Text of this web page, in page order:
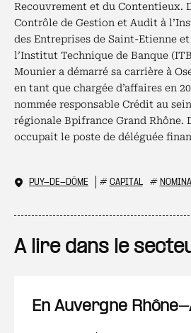
Recouvrement et du Contentieux.
Contrôle de Gestion et Audit à
des Entreprises de Saint-Etienne
l’Institut Technique de Banque
Mounier a démarré sa carrière à
en tant que chargée d’affaires en
nommée responsable Crédit au
régionale Bpifrance Grand Rhône.
occupait le poste de déléguée
PUY-DE-DÔME # CAPITAL #
A lire dans le
En Auvergne